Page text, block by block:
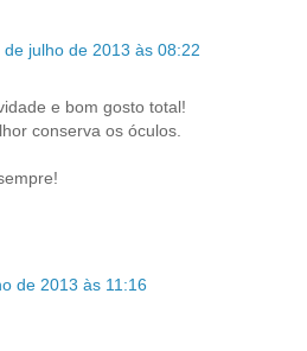
de julho de 2013 às 08:22
e bom gosto total!
conserva os óculos.
de 2013 às 11:16